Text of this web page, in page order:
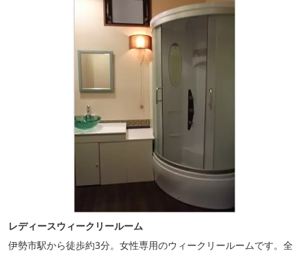
レディースウィークリールーム
伊勢市駅から徒歩約3分。女性専用のウィークリールームです。全